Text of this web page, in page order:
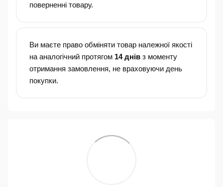
поверненні товару.
Ви маєте право обміняти товар належної якості
на аналогічний протягом 14 днів з моменту
отримання замовлення, не враховуючи день
покупки.